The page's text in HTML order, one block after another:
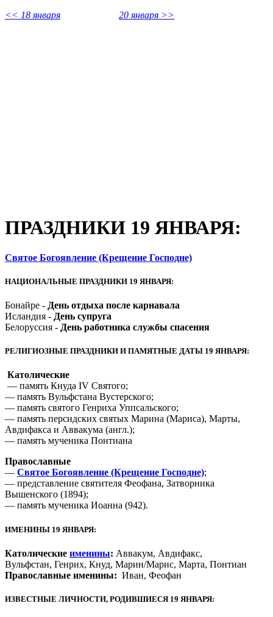
<< 18 января
20 января >>
ПРАЗДНИКИ 19 ЯНВАРЯ:
Святое Богоявление (Крещение Господне)
НАЦИОНАЛЬНЫЕ ПРАЗДНИКИ 19 ЯНВАРЯ:
Бонайре - День отдыха после карнавала
Исландия - День супруга
Белоруссия - День работника службы спасения
РЕЛИГИОЗНЫЕ ПРАЗДНИКИ И ПАМЯТНЫЕ ДАТЫ 19 ЯНВАРЯ:
Католические
— память Кнуда IV Святого;
— память Вульфстана Вустерского;
— память святого Генриха Уппсальского;
— память персидских святых Марина (Мариса), Марты,
Авдифакса и Аввакума (англ.);
— память мученика Понтиана
Православные
— Святое Богоявление (Крещение Господне);
— представление святителя Феофана, Затворника
Вышенского (1894);
— память мученика Иоанна (942).
ИМЕНИНЫ 19 ЯНВАРЯ:
Католические именины: Аввакум, Авдифакс,
Вульфстан, Генрих, Кнуд, Марин/Марис, Марта, Понтиан
Православные именины: Иван, Феофан
ИЗВЕСТНЫЕ ЛИЧНОСТИ, РОДИВШИЕСЯ 19 ЯНВАРЯ: